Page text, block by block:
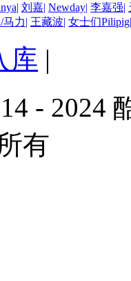
| 刘嘉| Newday| 李嘉强|
马力| 王藏波| 女士们Pilipig|
库 |
- 2024
有